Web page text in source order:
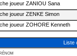
ZANIOU Sana
ZENKE Simon
ZOHORE Kenneth
Liste